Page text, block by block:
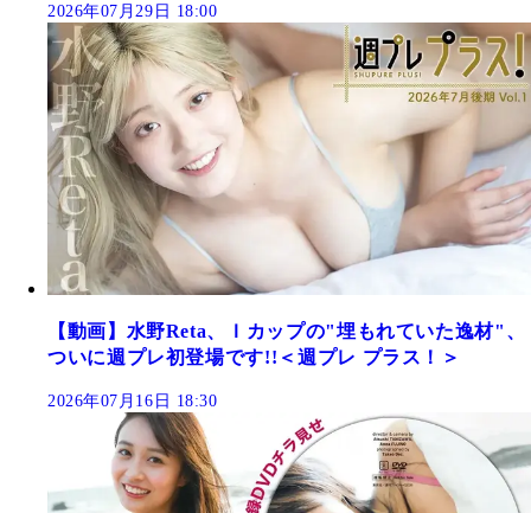
2026年07月29日 18:00
【動画】水野Reta、Ｉカップの"埋もれていた逸材"、
ついに週プレ初登場です!!＜週プレ プラス！＞
2026年07月16日 18:30